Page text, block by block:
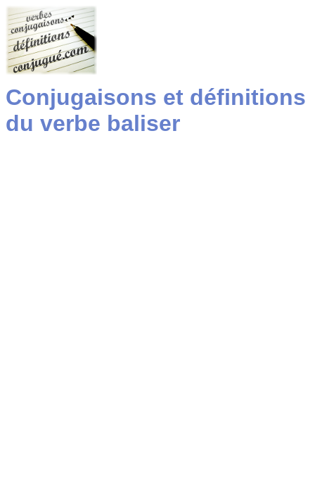
Conjugaisons et définitions
du verbe baliser